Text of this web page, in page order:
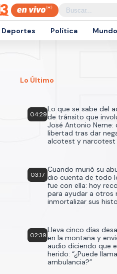
Deportes Política Mundo
Lo Último
04:29
Lo que se sabe del
de tránsito que
José Antonio Neme:
libertad tras dar
alcotest y narcotest
03:17
Cuando murió su
dio cuenta de todo
fue con ella: hoy
para ayudar a otros
inmortalizar sus
02:39
Lleva cinco días
en la montaña y
audio diciendo que
herido: “¿Puede
ambulancia?”